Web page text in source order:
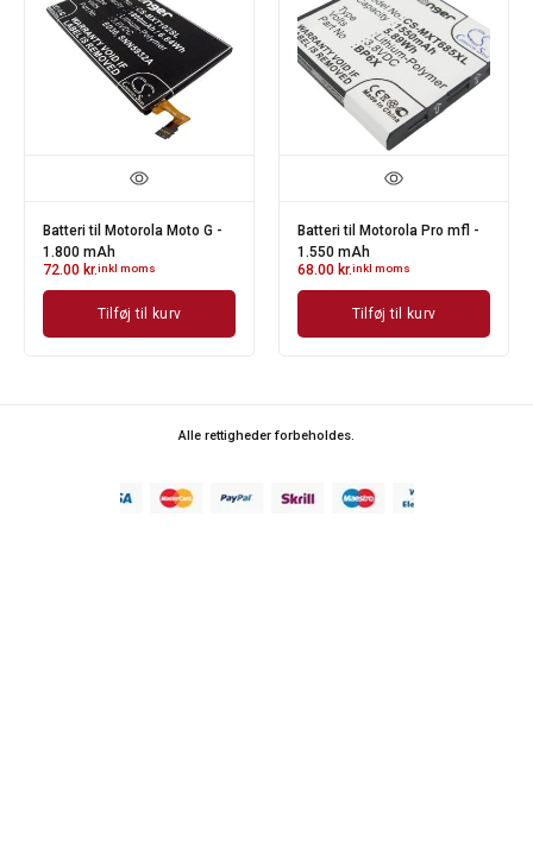
Batteri til Motorola Moto G -
1.800 mAh
72.00 kr.inkl moms
Tilføj til kurv
Batteri til Motorola Pro mfl -
1.550 mAh
68.00 kr.inkl moms
Tilføj til kurv
Alle rettigheder forbeholdes.